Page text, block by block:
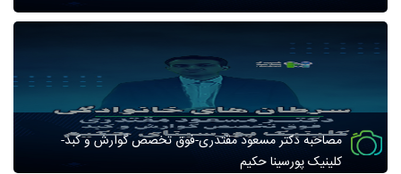
مصاحبه دکتر مسعود مقتدری-فوق تخصص گوارش و کبد-
کلینیک پورسینا حکیم